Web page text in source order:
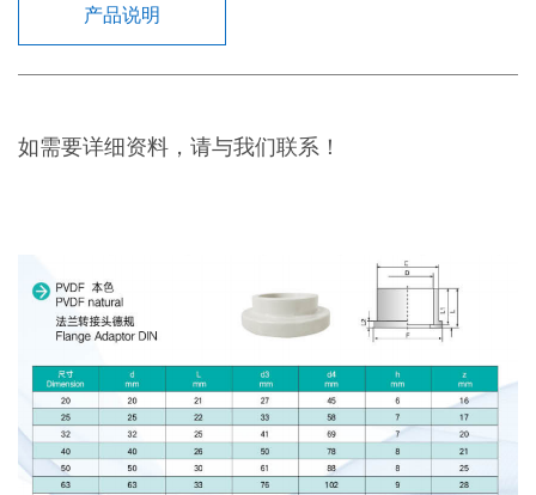
产品说明
如需要详细资料，请与我们联系！